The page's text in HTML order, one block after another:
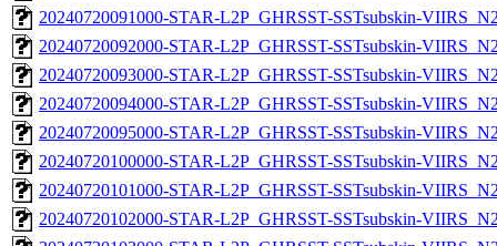
20240720091000-STAR-L2P_GHRSST-SSTsubskin-
20240720092000-STAR-L2P_GHRSST-SSTsubskin-
20240720093000-STAR-L2P_GHRSST-SSTsubskin-
20240720094000-STAR-L2P_GHRSST-SSTsubskin-
20240720095000-STAR-L2P_GHRSST-SSTsubskin-
20240720100000-STAR-L2P_GHRSST-SSTsubskin-
20240720101000-STAR-L2P_GHRSST-SSTsubskin-
20240720102000-STAR-L2P_GHRSST-SSTsubskin-